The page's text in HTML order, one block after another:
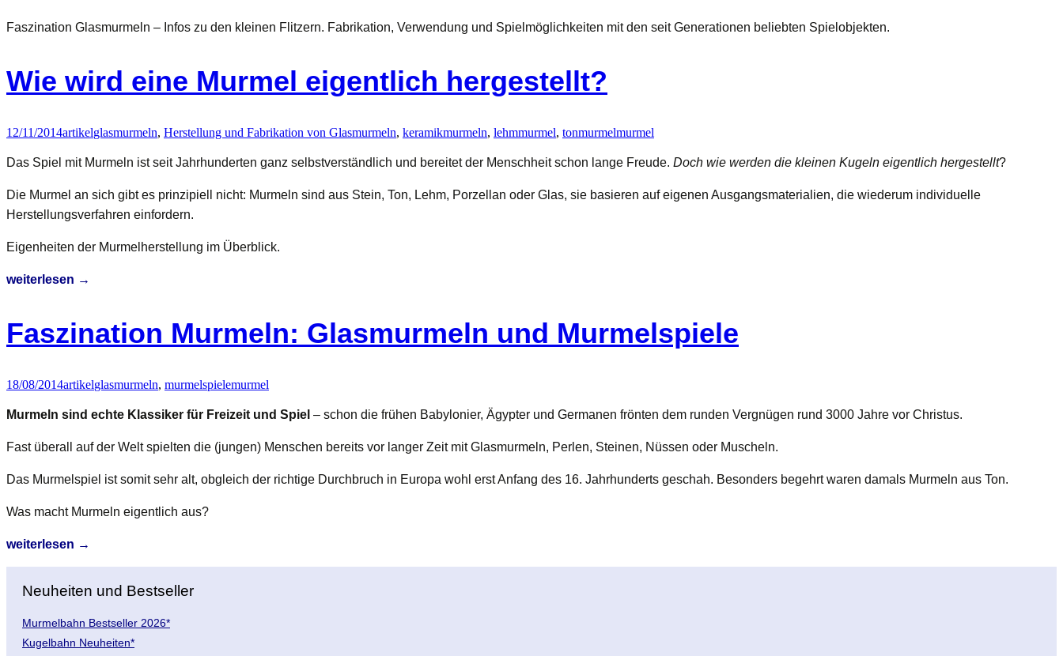
Faszination Glasmurmeln – Infos zu den kleinen Flitzern. Fabrikation, Verwendung und Spielmöglichkeiten mit den seit Generationen beliebten Spielobjekten.
Wie wird eine Murmel eigentlich hergestellt?
12/11/2014artikelglasmurmeln, Herstellung und Fabrikation von Glasmurmeln, keramikmurmeln, lehmmurmel, tonmurmelmurmel
Das Spiel mit Murmeln ist seit Jahrhunderten ganz selbstverständlich und bereitet der Menschheit schon lange Freude. Doch wie werden die kleinen Kugeln eigentlich hergestellt?
Die Murmel an sich gibt es prinzipiell nicht: Murmeln sind aus Stein, Ton, Lehm, Porzellan oder Glas, sie basieren auf eigenen Ausgangsmaterialien, die wiederum individuelle
Herstellungsverfahren einfordern.
Eigenheiten der Murmelherstellung im Überblick.
Wie
Murmel
hergestellt?
weiterlesen →
Faszination Murmeln: Glasmurmeln und Murmelspiele
18/08/2014artikelglasmurmeln, murmelspielemurmel
Murmeln sind echte Klassiker für Freizeit und Spiel – schon die frühen Babylonier, Ägypter und Germanen frönten dem runden Vergnügen rund 3000 Jahre vor Christus.
Fast überall auf der Welt spielten die (jungen) Menschen bereits vor langer Zeit mit Glasmurmeln, Perlen, Steinen, Nüssen oder Muscheln.
Das Murmelspiel ist somit sehr alt, obgleich der richtige Durchbruch in Europa wohl erst Anfang des 16. Jahrhunderts geschah. Besonders begehrt waren damals Murmeln aus Ton.
Was macht Murmeln eigentlich aus?
Faszination
Glasmurmeln
Murmelspiele
weiterlesen →
Neuheiten und Bestseller
Murmelbahn Bestseller 2026*
Kugelbahn Neuheiten*